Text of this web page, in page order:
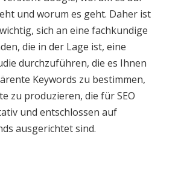
und worum es geht. Daher ist
sich an eine fachkundige
die in der Lage ist, eine
durchzuführen, die es Ihnen
Keywords zu bestimmen,
zu produzieren, die für SEO
und entschlossen auf
ausgerichtet sind.